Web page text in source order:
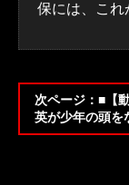
保には、これ
次ページ：■【
英が少年の頭を